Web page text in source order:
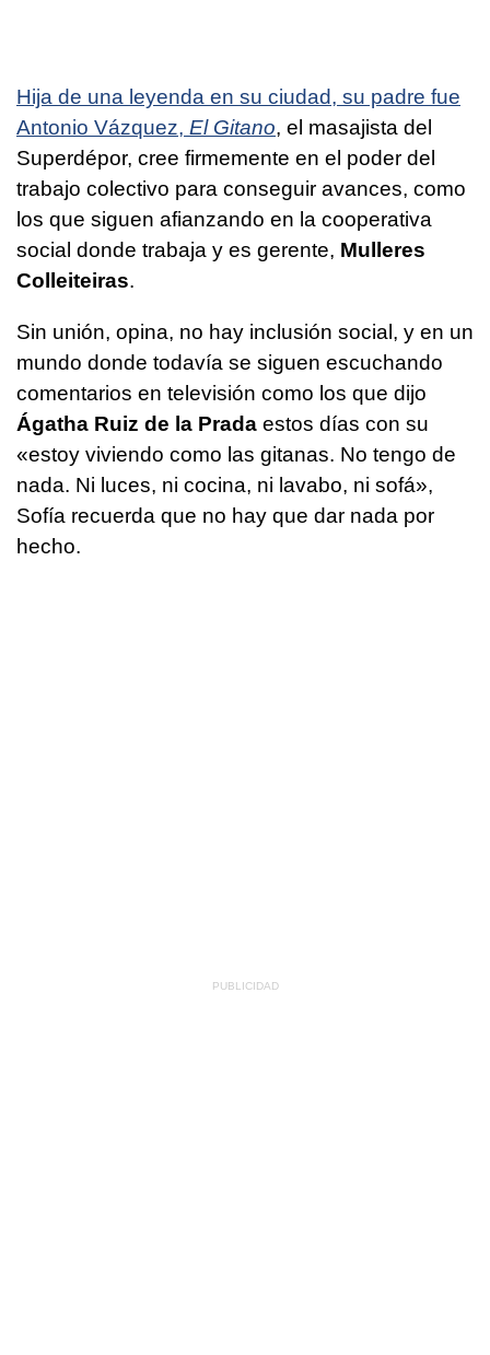
Hija de una leyenda en su ciudad, su padre fue
Antonio Vázquez, El Gitano, el masajista del
Superdépor, cree firmemente en el poder del
trabajo colectivo para conseguir avances, como
los que siguen afianzando en la cooperativa
social donde trabaja y es gerente, Mulleres
Colleiteiras.
Sin unión, opina, no hay inclusión social, y en un
mundo donde todavía se siguen escuchando
comentarios en televisión como los que dijo
Ágatha Ruiz de la Prada estos días con su
«estoy viviendo como las gitanas. No tengo de
nada. Ni luces, ni cocina, ni lavabo, ni sofá»,
Sofía recuerda que no hay que dar nada por
hecho.